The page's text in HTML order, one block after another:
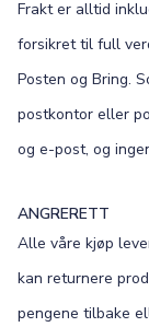
Frakt er alltid
forsikret til full
Posten og Bring.
postkontor eller
og e-post, og
ANGRERETT
Alle våre kjøp
kan returnere
pengene tilbake